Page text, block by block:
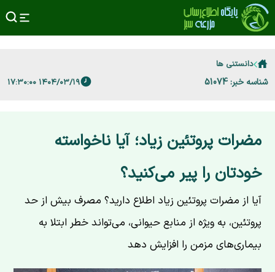
دانستنی ها
شناسه خبر: 51074 ۱۴۰۴/۰۳/۱۹ ۱۷:۳۰:۰۰
مضرات پروتئین زیاد؛ آیا ناخواسته
خودتان را پیر می‌کنید؟
آیا از مضرات پروتئین زیاد اطلاع دارید؟ مصرف بیش از حد
پروتئین، به ویژه از منابع حیوانی، می‌تواند خطر ابتلا به
بیماری‌های مزمن را افزایش دهد